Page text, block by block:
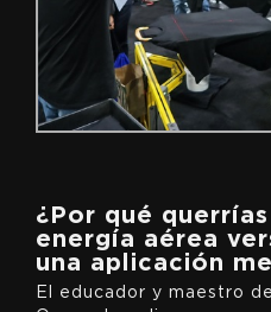
¿Por qué
energía aérea
una aplicación
El educador y maestro